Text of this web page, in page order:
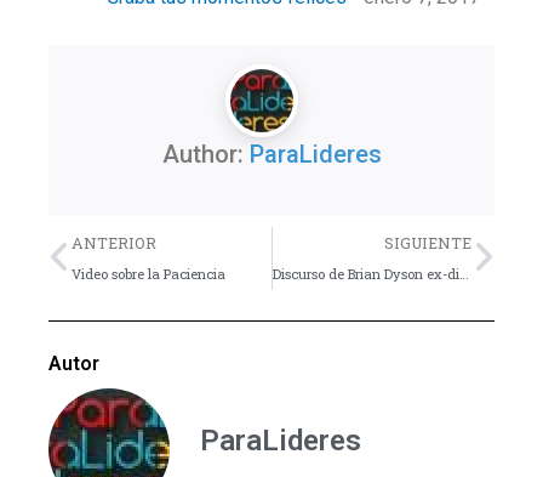
Author: ParaLideres
Previo
ANTERIOR
Video sobre la Paciencia
SIGUIENTE
Discurso de Brian Dyson ex-director general de CocaCola
Autor
ParaLideres